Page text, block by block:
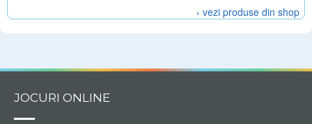
› vezi produse din shop
JOCURI ONLINE